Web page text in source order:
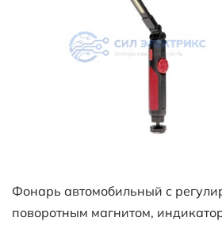
Фонарь автомобильный с
поворотным магнитом,